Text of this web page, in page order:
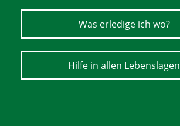
Was erledige ich wo?
Hilfe in allen Lebenslagen